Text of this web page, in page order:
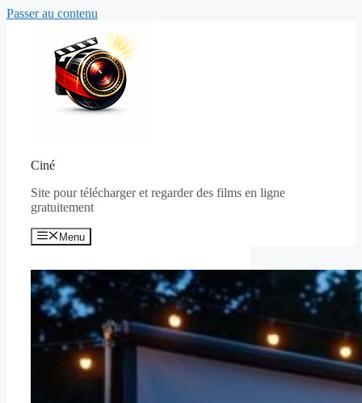
Passer au contenu
Ciné
Site pour télécharger et regarder des films en ligne
gratuitement
Menu